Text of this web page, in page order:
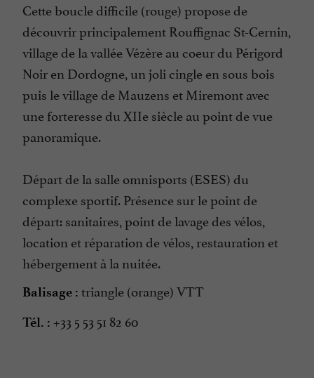
Cette boucle difficile (rouge) propose de
découvrir principalement Rouffignac St-Cernin,
village de la vallée Vézère au coeur du Périgord
Noir en Dordogne, un joli cingle en sous bois
puis le village de Mauzens et Miremont avec
une forteresse du XIIe siècle au point de vue
panoramique.
Départ de la salle omnisports (ESES) du
complexe sportif. Présence sur le point de
départ: sanitaires, point de lavage des vélos,
location et réparation de vélos, restauration et
hébergement à la nuitée.
Balisage : triangle (orange) VTT
Tél. : +33 5 53 51 82 60